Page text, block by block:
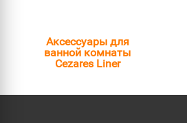
Аксессуары для
ванной комнаты
Cezares Liner